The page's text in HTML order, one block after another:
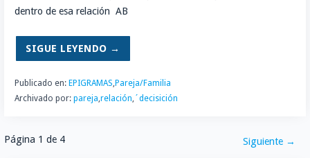
dentro de esa relación AB
SIGUE LEYENDO →
Publicado en: EPIGRAMAS,Pareja/Familia
Archivado por: pareja,relación,´decisición
Navegación
Página 1 de 4 Siguiente →